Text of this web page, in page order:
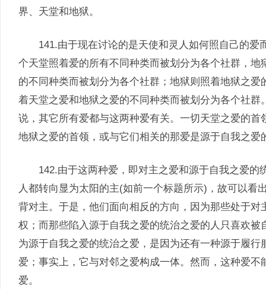
界、天堂和地狱。
141.由于现在讨论的是天使和灵人如何照自己的爱
个天堂照着爱的所有不同种类而被划分为各个社群，
的不同种类而被划分为各个社群；地狱则照着地狱之
着天堂之爱和地狱之爱的不同种类而被划分为各个社
说，其它所有爱都与这两种爱有关。一切天堂之爱的
地狱之爱的首领，或与它们相关的那爱是源于自我之
142.由于这两种爱，即对主之爱和源于自我之爱的
人都转向显为太阳的主(如前一个标题所示)，故可以看
背对主。于是，他们面向相反的方向，因为那些处于
权；而那些陷入源于自我之爱的统治之爱的人只喜欢
为源于自我之爱的统治之爱，是因为还有一种源于履
爱；事实上，它与对邻之爱构成一体。然而，这种爱
爱。